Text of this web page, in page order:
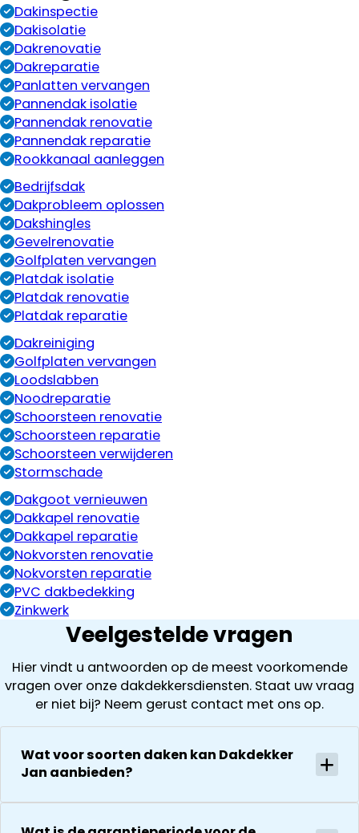
Dakinspectie
Dakisolatie
Dakrenovatie
Dakreparatie
Panlatten vervangen
Pannendak isolatie
Pannendak renovatie
Pannendak reparatie
Rookkanaal aanleggen
Bedrijfsdak
Dakprobleem oplossen
Dakshingles
Gevelrenovatie
Golfplaten vervangen
Platdak isolatie
Platdak renovatie
Platdak reparatie
Dakreiniging
Golfplaten vervangen
Loodslabben
Noodreparatie
Schoorsteen renovatie
Schoorsteen reparatie
Schoorsteen verwijderen
Stormschade
Dakgoot vernieuwen
Dakkapel renovatie
Dakkapel reparatie
Nokvorsten renovatie
Nokvorsten reparatie
PVC dakbedekking
Zinkwerk
Veelgestelde vragen
Hier vindt u antwoorden op de meest voorkomende
vragen over onze dakdekkersdiensten. Staat uw vraag
er niet bij? Neem gerust contact met ons op.
Wat voor soorten daken kan Dakdekker
Jan aanbieden?